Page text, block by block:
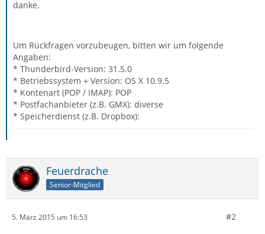
danke.
Um Rückfragen vorzubeugen, bitten wir um folgende
Angaben:
* Thunderbird-Version: 31.5.0
* Betriebssystem + Version: OS X 10.9.5
* Kontenart (POP / IMAP): POP
* Postfachanbieter (z.B. GMX): diverse
* Speicherdienst (z.B. Dropbox):
Feuerdrache
Senior-Mitglied
5. März 2015 um 16:53 #2